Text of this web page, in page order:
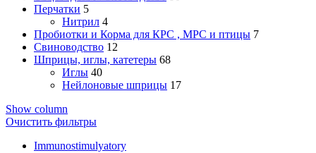
Перчатки 5
Нитрил 4
Пробиотки и Корма для КРС , МРС и птицы 7
Свиноводство 12
Шприцы, иглы, катетеры 68
Иглы 40
Нейлоновые шприцы 17
Show column
Очистить фильтры
Immunostimulyatory